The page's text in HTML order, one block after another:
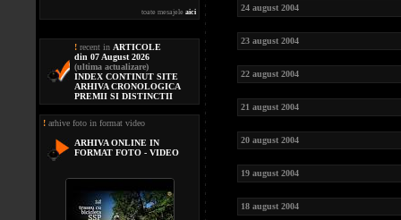
toate mesajele aici
! recent in ARTICOLE
din 07 August 2026
(ultima actualizare)
INDEX CONTINUT SITE
ARHIVA CRONOLOGICA
PREMII SI DISTINCTII
! arhive foto in format video
ARHIVA ONLINE IN
FORMAT FOTO - VIDEO
24 august 2004
23 august 2004
22 august 2004
21 august 2004
20 august 2004
19 august 2004
18 august 2004